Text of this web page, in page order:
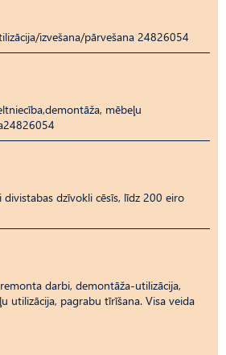
izvešana/pārvešana 24826054
mēbeļu
dzīvokli cēsīs, līdz 200 eiro
darbi, demontāža-utilizācija,
utilizācija, pagrabu tīrīšana. Visa veida